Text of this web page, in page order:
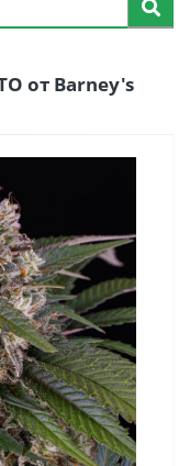
от Barney's